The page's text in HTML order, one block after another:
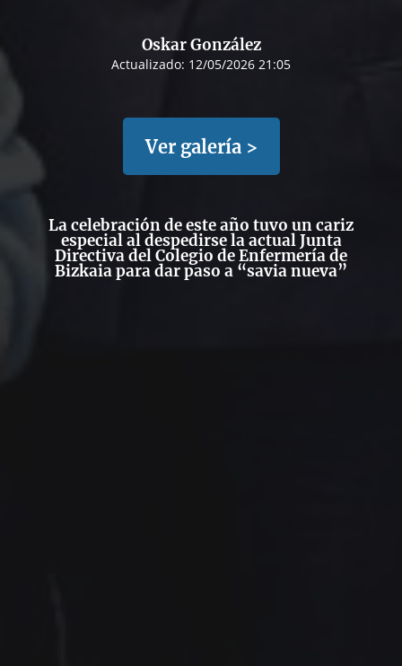
Oskar González
Actualizado: 12/05/2026 21:05
Ver galería >
La celebración de este año tuvo un cariz
especial al despedirse la actual Junta
Directiva del Colegio de Enfermería de
Bizkaia para dar paso a “savia nueva”